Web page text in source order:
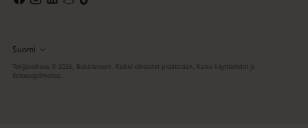
Kieli
Suomi
Tekijänoikeus © 2026, Bubbleroom. Kaikki oikeudet pidätetään. Katso käyttöehdot ja
tietosuojailmoitus.